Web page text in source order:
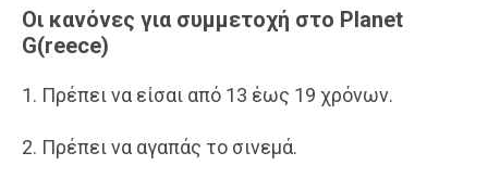
Οι κανόνες για συμμετοχή στο Planet
G(reece)
1. Πρέπει να είσαι από 13 έως 19 χρόνων.
2. Πρέπει να αγαπάς το σινεμά.